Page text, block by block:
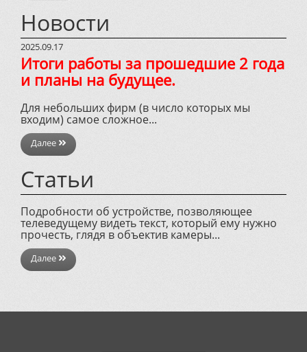
Новости
2025.09.17
Итоги работы за прошедшие 2 года
и планы на будущее.
Для небольших фирм (в число которых мы
входим) самое сложное...
Далее
Статьи
Подробности об устройстве, позволяющее
телеведущему видеть текст, который ему нужно
прочесть, глядя в объектив камеры...
Далее